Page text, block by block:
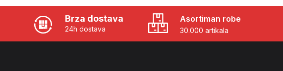
Brza dostava
24h dostava
Asortiman robe
30.000 artikala